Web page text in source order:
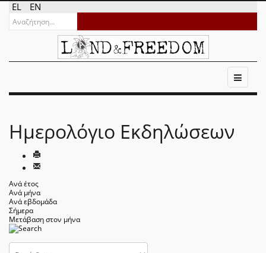
EL EN
Ημερολόγιο Εκδηλώσεων
Ανά έτος
Ανά μήνα
Ανά εβδομάδα
Σήμερα
Μετάβαση στον μήνα